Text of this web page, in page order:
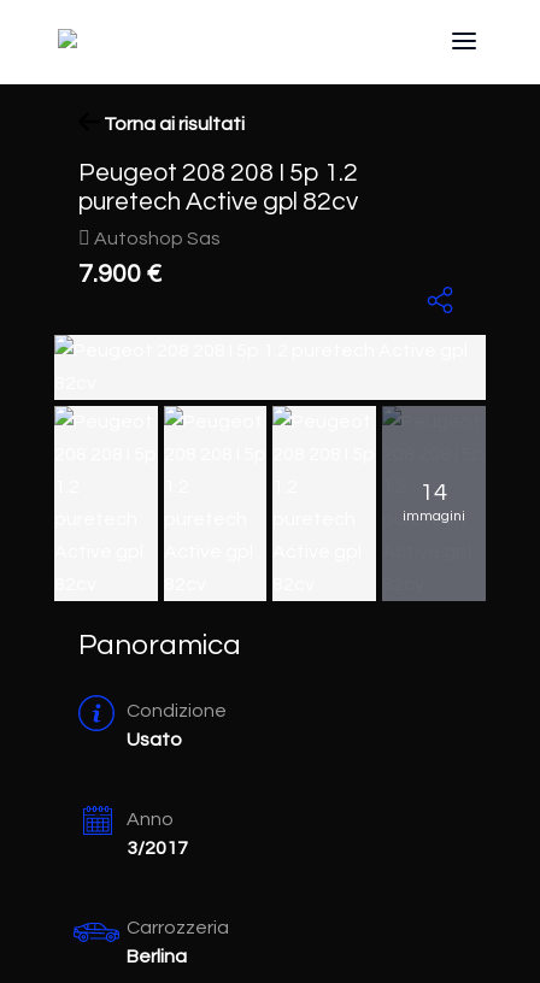
Torna ai risultati
Peugeot 208 208 I 5p 1.2
puretech Active gpl 82cv
Autoshop Sas
7.900 €
14
immagini
Panoramica
Condizione
Usato
Anno
3/2017
Carrozzeria
Berlina